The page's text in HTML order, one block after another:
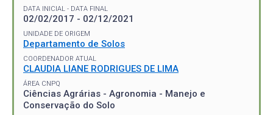
DATA INICIAL - DATA FINAL
02/02/2017 - 02/12/2021
UNIDADE DE ORIGEM
Departamento de Solos
COORDENADOR ATUAL
CLAUDIA LIANE RODRIGUES DE LIMA
ÁREA CNPQ
Ciências Agrárias - Agronomia - Manejo e
Conservação do Solo